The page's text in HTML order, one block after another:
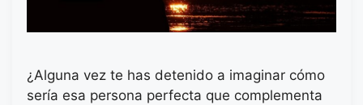
¿Alguna vez te has detenido a imaginar cómo
sería esa persona perfecta que complementa